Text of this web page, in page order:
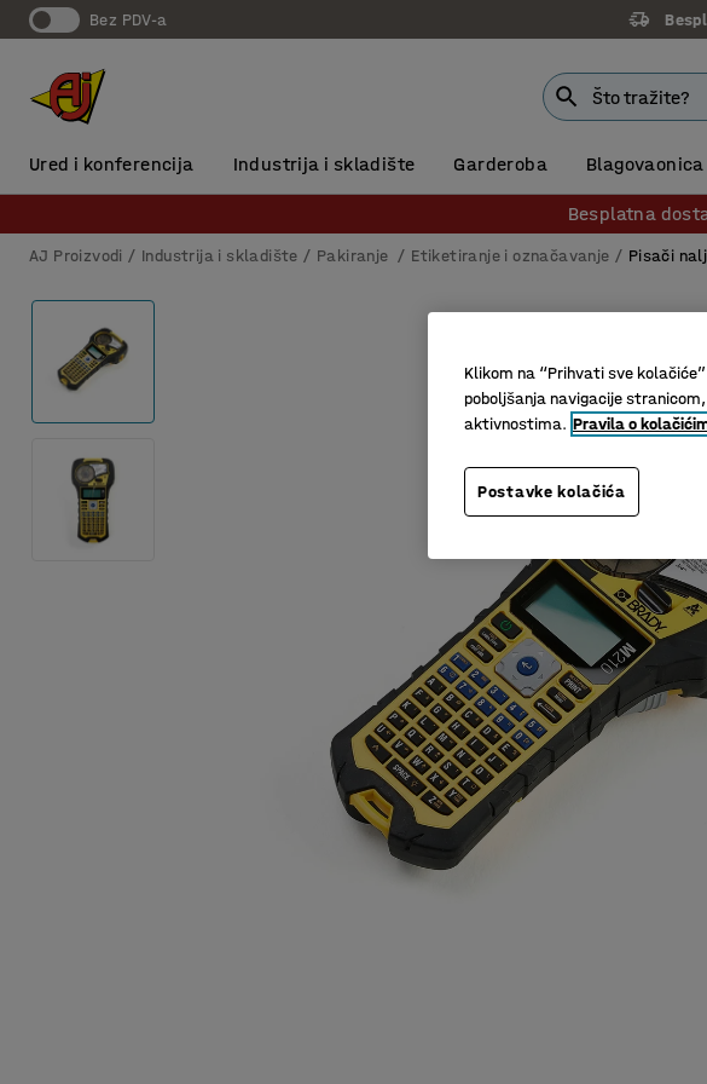
Bez PDV-a
Ured i konferencija Industrija i skladište Garderoba Blagovaonica
Besplatna
AJ Proizvodi Industrija i skladište Pakiranje Etiketiranje i označavanje Pisači
Klikom na “Prihvati sve
poboljšanja navigacije
aktivnostima. Pravila o
Postavke kolačića